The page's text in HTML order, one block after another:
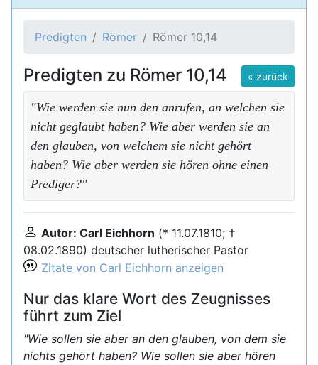
Predigten Römer Römer 10,14
« zurück
Predigten zu Römer 10,14
"Wie werden sie nun den anrufen, an welchen sie
nicht geglaubt haben? Wie aber werden sie an
den glauben, von welchem sie nicht gehört
haben? Wie aber werden sie hören ohne einen
Prediger?"
Autor: Carl Eichhorn (* 11.07.1810; †
08.02.1890) deutscher lutherischer Pastor
Zitate von Carl Eichhorn anzeigen
Nur das klare Wort des Zeugnisses
führt zum Ziel
"Wie sollen sie aber an den glauben, von dem sie
nichts gehört haben? Wie sollen sie aber hören